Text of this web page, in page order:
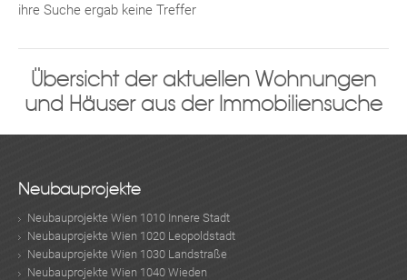
ihre Suche ergab keine Treffer
Übersicht der aktuellen Wohnungen
und Häuser aus der Immobiliensuche
Neubauprojekte
Neubauprojekte Wien 1010 Innere Stadt
Neubauprojekte Wien 1020 Leopoldstadt
Neubauprojekte Wien 1030 Landstraße
Neubauprojekte Wien 1040 Wieden